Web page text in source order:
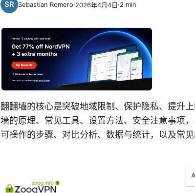
Sebastian Romero·2026年4月4日·2 min
翻翻墙的核心是突破地域限制、保护隐私、提升
墙的原理、常见工具、设置方法、安全注意事项
可操作的步骤、对比分析、数据与统计，以及常